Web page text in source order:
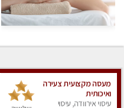
מעסה מקצועית צעירה
ואיכותית
עיסוי אירוודה, עיסוי